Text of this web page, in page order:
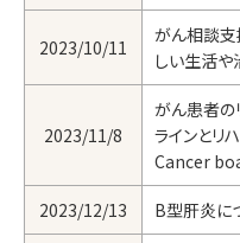
2023/10/11
がん相談支
しい生活
2023/11/8
がん患者の
ラインとリ
Cancer
2023/12/13 B型肝炎に